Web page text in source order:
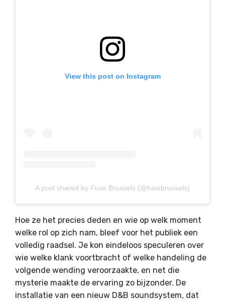
View this post on Instagram
A post shared by Fuse Brussels (@fusebrussels)
Hoe ze het precies deden en wie op welk moment
welke rol op zich nam, bleef voor het publiek een
volledig raadsel. Je kon eindeloos speculeren over
wie welke klank voortbracht of welke handeling de
volgende wending veroorzaakte, en net die
mysterie maakte de ervaring zo bijzonder. De
installatie van een nieuw D&B soundsystem, dat